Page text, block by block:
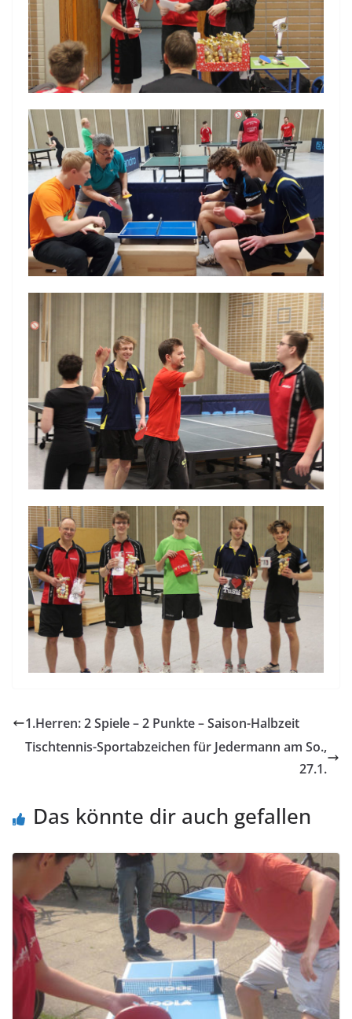
1.Herren: 2 Spiele – 2 Punkte – Saison-Halbzeit
Tischtennis-Sportabzeichen für Jedermann am So.,
27.1.
Das könnte dir auch gefallen